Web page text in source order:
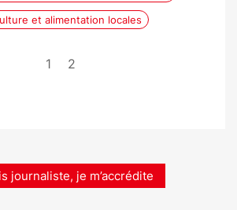
et alimentation locales
1 2
journaliste, je m’accrédite